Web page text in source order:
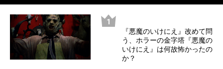
『悪魔のいけにえ』改めて問
う、ホラーの金字塔『悪魔の
いけにえ』は何故怖かったの
か？